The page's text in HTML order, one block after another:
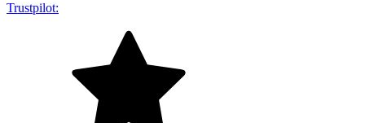
Trustpilot: